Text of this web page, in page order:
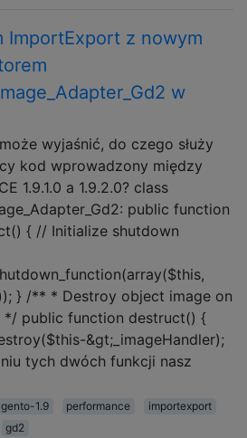
ImportExport z nowym
w
wyjaśnić, do czego służy
kod wprowadzony między
1.9.1.0 a 1.9.2.0? class
public function
{ // Initialize shutdown
} /** * Destroy object image on
*/ public function destruct() {
&gt;_imageHandler);
tych dwóch funkcji nasz
1.9 performance
importexport
gd2